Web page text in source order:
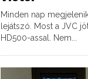
Minden nap
lejátszó. Most a JVC
HD500-assal. Nem...